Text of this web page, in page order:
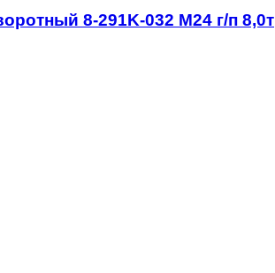
8-291K-032 М24 г/п 8,0т